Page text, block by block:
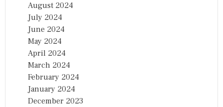
August 2024
July 2024
June 2024
May 2024
April 2024
March 2024
February 2024
January 2024
December 2023